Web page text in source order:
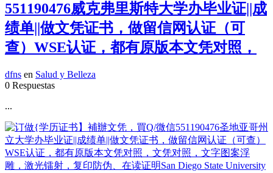
551190476威克弗里斯特大学办毕业证||成
绩单||做文凭证书，做留信网认证（可
查）WSE认证，都有原版本文凭对照，
dfns en Salud y Belleza
0 Respuestas
...